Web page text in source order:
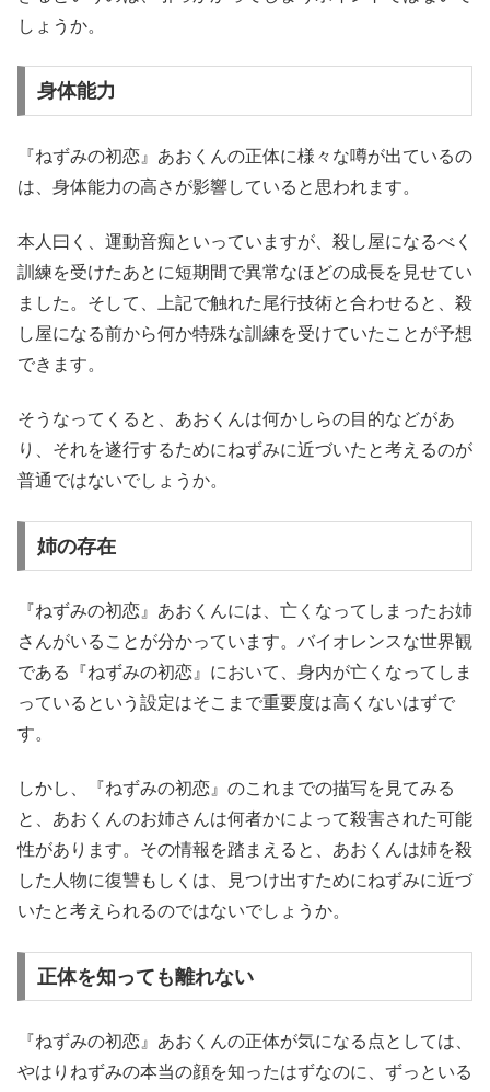
しょうか。
身体能力
『ねずみの初恋』あおくんの正体に様々な噂が出ているの
は、身体能力の高さが影響していると思われます。
本人曰く、運動音痴といっていますが、殺し屋になるべく
訓練を受けたあとに短期間で異常なほどの成長を見せてい
ました。そして、上記で触れた尾行技術と合わせると、殺
し屋になる前から何か特殊な訓練を受けていたことが予想
できます。
そうなってくると、あおくんは何かしらの目的などがあ
り、それを遂行するためにねずみに近づいたと考えるのが
普通ではないでしょうか。
姉の存在
『ねずみの初恋』あおくんには、亡くなってしまったお姉
さんがいることが分かっています。バイオレンスな世界観
である『ねずみの初恋』において、身内が亡くなってしま
っているという設定はそこまで重要度は高くないはずで
す。
しかし、『ねずみの初恋』のこれまでの描写を見てみる
と、あおくんのお姉さんは何者かによって殺害された可能
性があります。その情報を踏まえると、あおくんは姉を殺
した人物に復讐もしくは、見つけ出すためにねずみに近づ
いたと考えられるのではないでしょうか。
正体を知っても離れない
『ねずみの初恋』あおくんの正体が気になる点としては、
やはりねずみの本当の顔を知ったはずなのに、ずっといる